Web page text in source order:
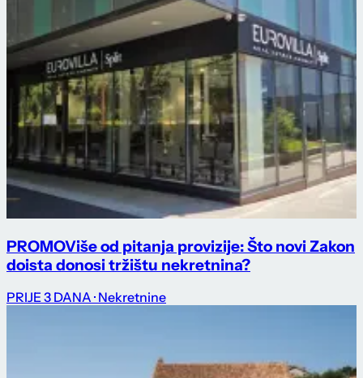
PROMOViše od pitanja provizije: Što novi Zakon
doista donosi tržištu nekretnina?
PRIJE 3 DANA · Nekretnine